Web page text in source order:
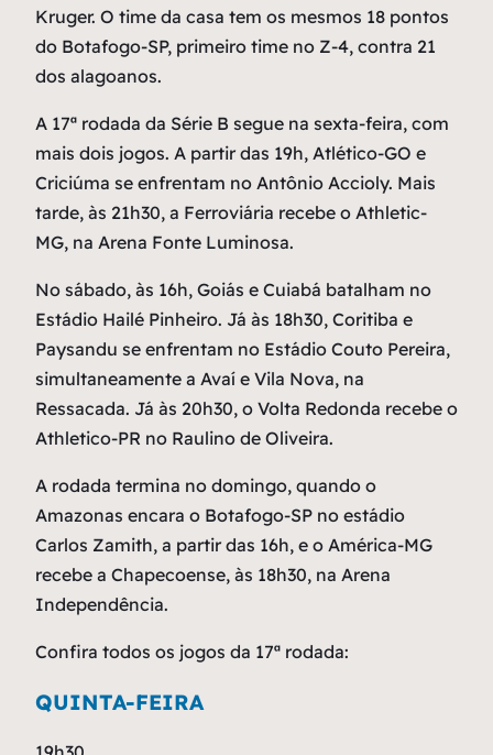
Kruger. O time da casa tem os mesmos 18 pontos
do Botafogo-SP, primeiro time no Z-4, contra 21
dos alagoanos.
A 17ª rodada da Série B segue na sexta-feira, com
mais dois jogos. A partir das 19h, Atlético-GO e
Criciúma se enfrentam no Antônio Accioly. Mais
tarde, às 21h30, a Ferroviária recebe o Athletic-
MG, na Arena Fonte Luminosa.
No sábado, às 16h, Goiás e Cuiabá batalham no
Estádio Hailé Pinheiro. Já às 18h30, Coritiba e
Paysandu se enfrentam no Estádio Couto Pereira,
simultaneamente a Avaí e Vila Nova, na
Ressacada. Já às 20h30, o Volta Redonda recebe o
Athletico-PR no Raulino de Oliveira.
A rodada termina no domingo, quando o
Amazonas encara o Botafogo-SP no estádio
Carlos Zamith, a partir das 16h, e o América-MG
recebe a Chapecoense, às 18h30, na Arena
Independência.
Confira todos os jogos da 17ª rodada:
QUINTA-FEIRA